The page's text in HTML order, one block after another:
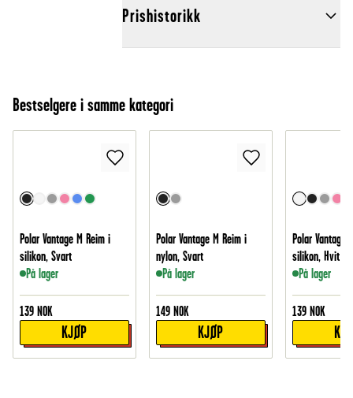
Prishistorikk
Bestselgere i samme kategori
Polar Vantage M Reim i
silikon, Svart
På lager
139 NOK
KJØP
Polar Vantage M Reim i
nylon, Svart
På lager
149 NOK
KJØP
Polar Vantage
silikon, Hvit
På lager
139 NOK